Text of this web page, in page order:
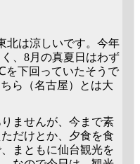
北は涼しいです。今年
、8月の真夏日はわず
を下回っていたそうで
ら（名古屋）とは大
ませんが、今まで素
だけとか、夕食を食
まともに仙台観光を